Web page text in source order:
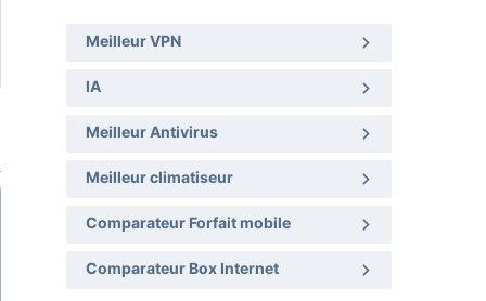
Meilleur VPN
IA
Meilleur Antivirus
Meilleur climatiseur
Comparateur Forfait mobile
Comparateur Box Internet